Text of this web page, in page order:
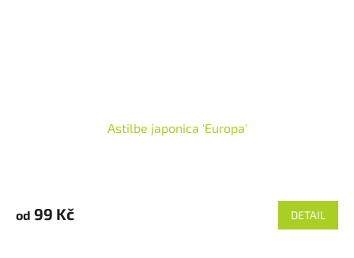
Astilbe japonica 'Europa'
od 99 Kč DETAIL